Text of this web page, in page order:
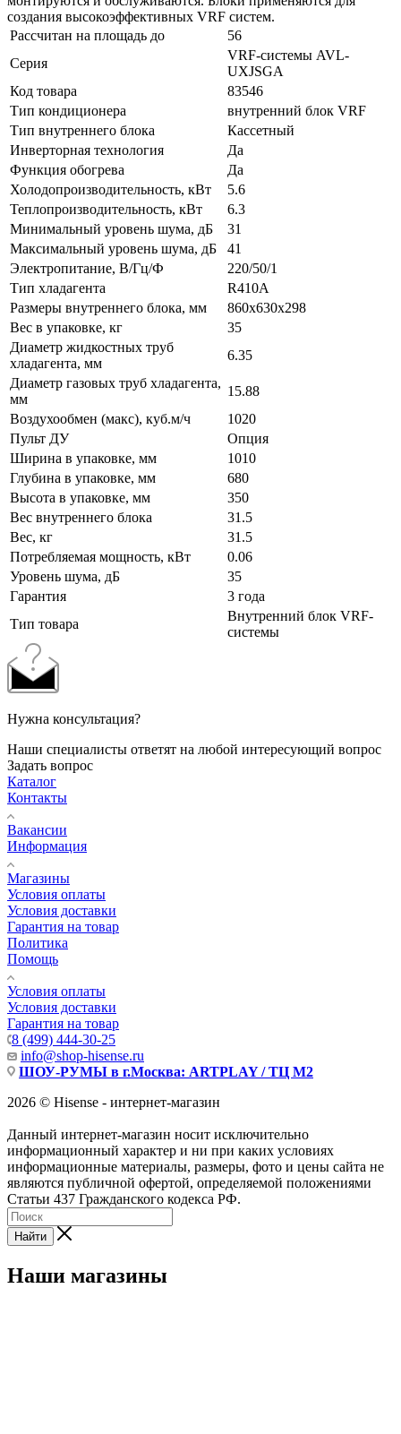
создания высокоэффективных VRF систем.
Рассчитан на площадь до
56
Серия
VRF-системы AVL-
UXJSGA
Код товара
83546
Тип кондиционера
внутренний блок VRF
Тип внутреннего блока
Кассетный
Инверторная технология
Да
Функция обогрева
Да
Холодопроизводительность, кВт
5.6
Теплопроизводительность, кВт
6.3
Минимальный уровень шума, дБ
31
Максимальный уровень шума, дБ
41
Электропитание, В/Гц/Ф
220/50/1
Тип хладагента
R410A
Размеры внутреннего блока, мм
860x630x298
Вес в упаковке, кг
35
Диаметр жидкостных труб
хладагента, мм
6.35
Диаметр газовых труб хладагента,
мм
15.88
Воздухообмен (макс), куб.м/ч
1020
Пульт ДУ
Опция
Ширина в упаковке, мм
1010
Глубина в упаковке, мм
680
Высота в упаковке, мм
350
Вес внутреннего блока
31.5
Вес, кг
31.5
Потребляемая мощность, кВт
0.06
Уровень шума, дБ
35
Гарантия
3 года
Тип товара
Внутренний блок VRF-
системы
Нужна консультация?
Наши специалисты ответят на любой интересующий вопрос
Задать вопрос
Каталог
Контакты
Вакансии
Информация
Магазины
Условия оплаты
Условия доставки
Гарантия на товар
Политика
Помощь
Условия оплаты
Условия доставки
Гарантия на товар
8 (499) 444-30-25
info@shop-hisense.ru
ШОУ-РУМЫ в г.Москва: ARTPLAY / ТЦ М2
2026 © Hisense - интернет-магазин
Данный интернет-магазин носит исключительно
информационный характер и ни при каких условиях
информационные материалы, размеры, фото и цены сайта не
являются публичной офертой, определяемой положениями
Статьи 437 Гражданского кодекса РФ.
Найти
Наши магазины